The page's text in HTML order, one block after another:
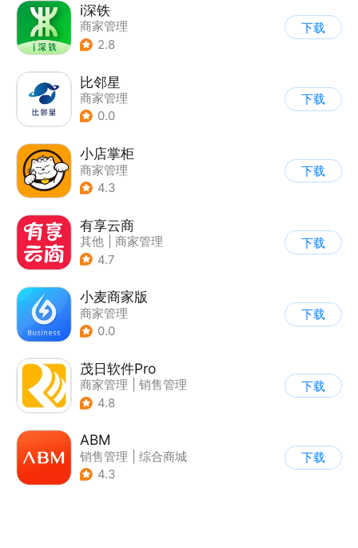
i深铁
商家管理
2.8
下载
比邻星
商家管理
0.0
下载
小店掌柜
商家管理
4.3
下载
有享云商
其他
商家管理
4.7
下载
小麦商家版
商家管理
0.0
下载
茂日软件Pro
商家管理
销售管理
4.8
下载
ABM
销售管理
综合商城
| 其他
4.3
下载